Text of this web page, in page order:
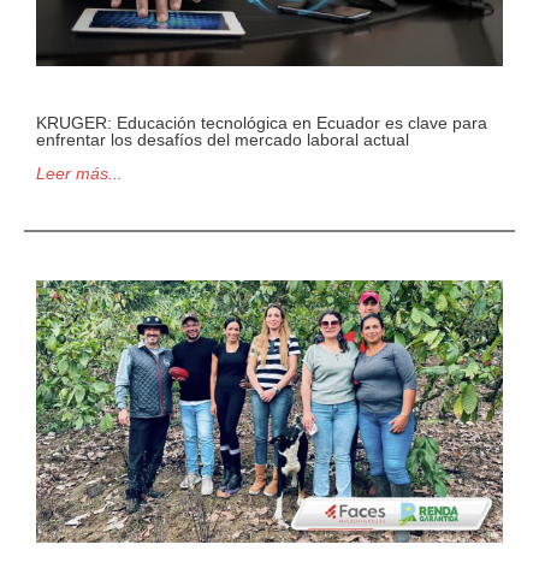
KRUGER: Educación tecnológica en Ecuador es clave para
enfrentar los desafíos del mercado laboral actual
Leer más...